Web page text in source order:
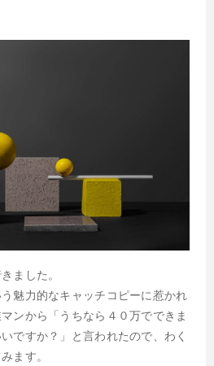
ました。
う魅力的なキャッチコピーに惹かれ
ンから「うちなら４０万でできま
ですか？」と言われたので、わく
ます。